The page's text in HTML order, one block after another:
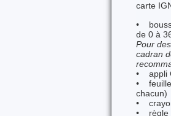
carte
•
de 0 à
Pour
cadran
• appli
• feuille
chacun)
•
• règle